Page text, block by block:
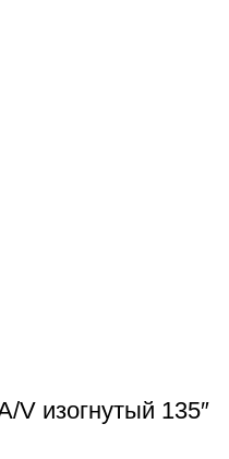
V изогнутый 135″